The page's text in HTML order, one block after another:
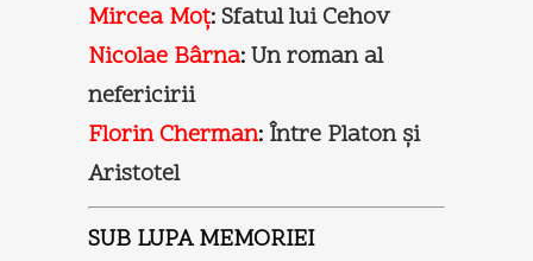
Mircea Moţ:Sfatul lui Cehov
Nicolae Bârna:Un roman al
nefericirii
Florin Cherman:Între Platon şi
Aristotel
SUB LUPA MEMORIEI